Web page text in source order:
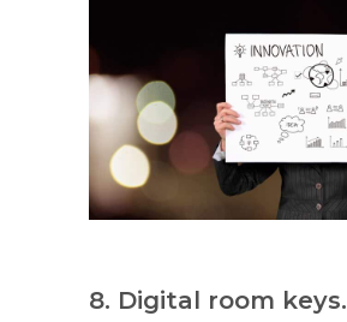
8. Digital room keys.